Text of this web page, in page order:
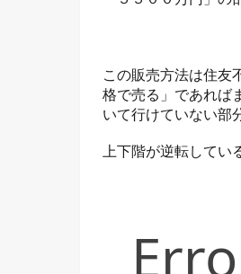
この販売方法は住友
格で売る」であれば
いて行けていない部
上下階が逆転してい